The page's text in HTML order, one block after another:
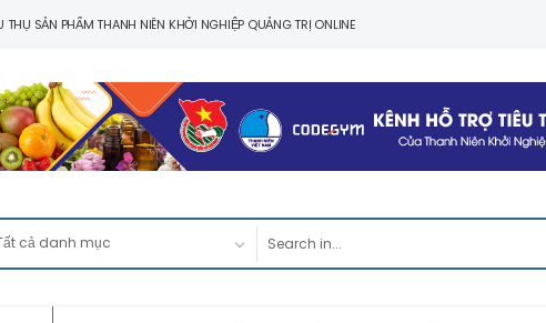
SẢN PHẨM THANH NIÊN KHỞI NGHIỆP QUẢNG TRỊ ONLINE